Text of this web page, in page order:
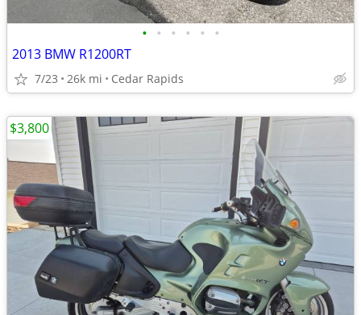
• • • • • •
2013 BMW R1200RT
7/23 26k mi Cedar Rapids
$3,800